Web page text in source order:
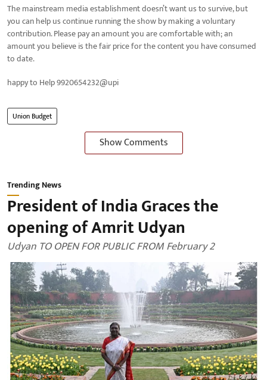
The mainstream media establishment doesn’t want us to survive, but
you can help us continue running the show by making a voluntary
contribution. Please pay an amount you are comfortable with; an
amount you believe is the fair price for the content you have consumed
to date.
happy to Help 9920654232@upi
Union Budget
Show Comments
Trending News
President of India Graces the
opening of Amrit Udyan
Udyan TO OPEN FOR PUBLIC FROM February 2